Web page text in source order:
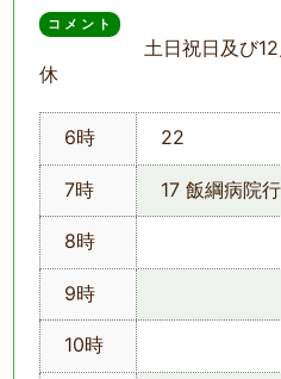
コメント
土日祝日及び
休
6時 22
7時 17 飯綱病院行
8時
9時
10時